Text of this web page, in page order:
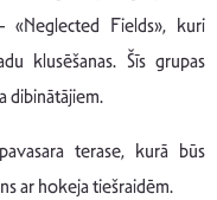
Fields», kuri
klusēšanas. Šīs grupas
dibinātājiem.
terase, kurā būs
ar hokeja tiešraidēm.